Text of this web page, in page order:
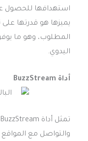
استهدافها للحصول
يميزها هو قدرتها
المطلوب، وهو ما
اليدوي.
أداة BuzzStream
والتواصل مع